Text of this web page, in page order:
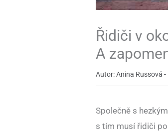
Řidiči v
A
Autor: Anina Russová
Společně s
s tím musí řidiči